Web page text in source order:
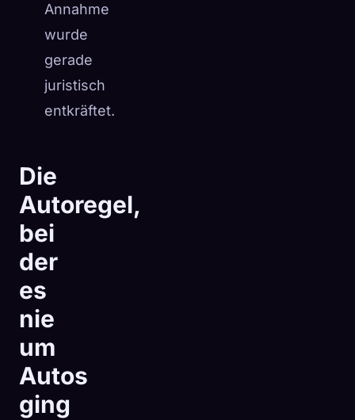
Annahme
wurde
gerade
juristisch
entkräftet.
Die
Autoregel,
bei
der
es
nie
um
Autos
ging